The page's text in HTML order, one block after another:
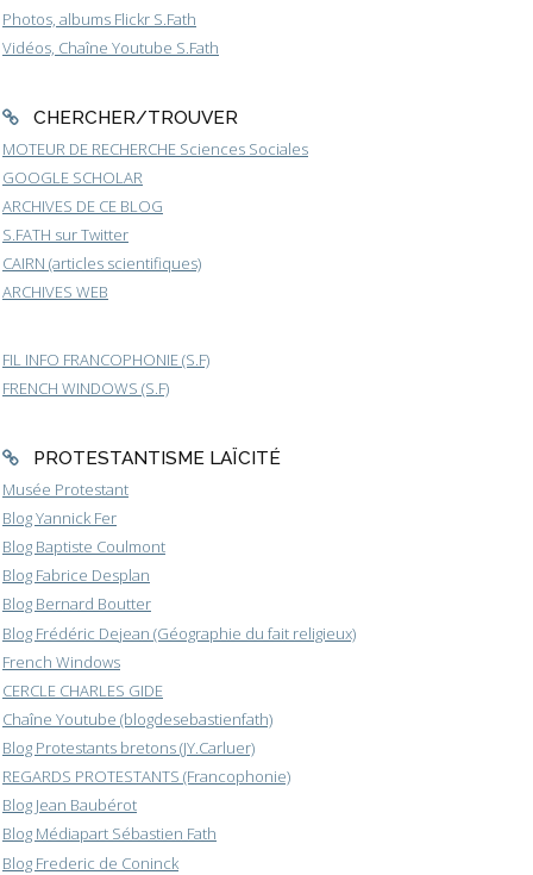
Photos, albums Flickr S.Fath
Vidéos, Chaîne Youtube S.Fath
CHERCHER/TROUVER
MOTEUR DE RECHERCHE Sciences Sociales
GOOGLE SCHOLAR
ARCHIVES DE CE BLOG
S.FATH sur Twitter
CAIRN (articles scientifiques)
ARCHIVES WEB
FIL INFO FRANCOPHONIE (S.F)
FRENCH WINDOWS (S.F)
PROTESTANTISME LAÏCITÉ
Musée Protestant
Blog Yannick Fer
Blog Baptiste Coulmont
Blog Fabrice Desplan
Blog Bernard Boutter
Blog Frédéric Dejean (Géographie du fait religieux)
French Windows
CERCLE CHARLES GIDE
Chaîne Youtube (blogdesebastienfath)
Blog Protestants bretons (JY.Carluer)
REGARDS PROTESTANTS (Francophonie)
Blog Jean Baubérot
Blog Médiapart Sébastien Fath
Blog Frederic de Coninck